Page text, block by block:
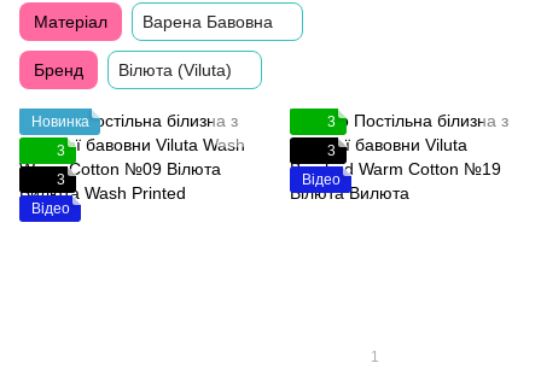
Матеріал Варена Бавовна
Бренд Вілюта (Viluta)
Новинка
3
3
Відео
3
3
Відео
1